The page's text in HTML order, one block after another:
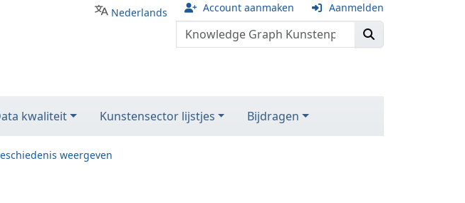
Nederlands Account aanmaken Aanmelden
kwaliteit Kunstensector lijstjes Bijdragen
weergeven